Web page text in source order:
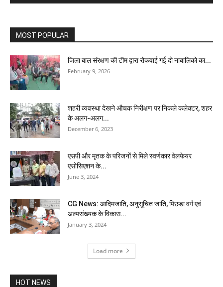
MOST POPULAR
जिला बाल संरक्षण की टीम द्वारा रोकवाई गई दो नाबालिको का...
February 9, 2026
शहरी व्यवस्था देखने औचक निरीक्षण पर निकले कलेक्टर, शहर
के अलग-अलग...
December 6, 2023
एसपी और मृतक के परिजनों से मिले स्वर्णकार वेलफेयर
एसोसिएशन के...
June 3, 2024
CG News: आदिमजाति, अनुसूचित जाति, पिछडा वर्ग एवं
अल्पसंख्यक के विकास...
January 3, 2024
Load more
HOT NEWS